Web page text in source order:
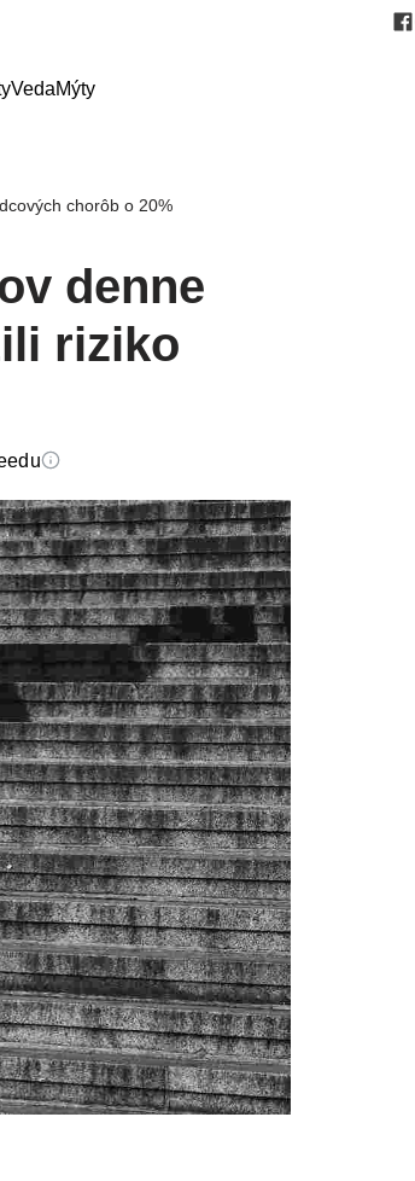
VedaMýty
chorôb o 20%
denne
riziko